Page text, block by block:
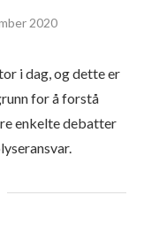
2020
i dag, og dette er
for å forstå
enkelte debatter